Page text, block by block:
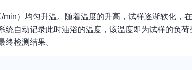
）均匀升温。随着温度的升高，试样逐渐软化，
自动记录此时油浴的温度，该温度即为试样的负
终检测结果。